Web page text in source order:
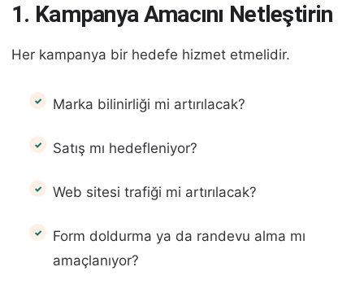
1. Kampanya Amacını Netleştirin
Her kampanya bir hedefe hizmet etmelidir.
Marka bilinirliği mi artırılacak?
Satış mı hedefleniyor?
Web sitesi trafiği mi artırılacak?
Form doldurma ya da randevu alma mı
amaçlanıyor?